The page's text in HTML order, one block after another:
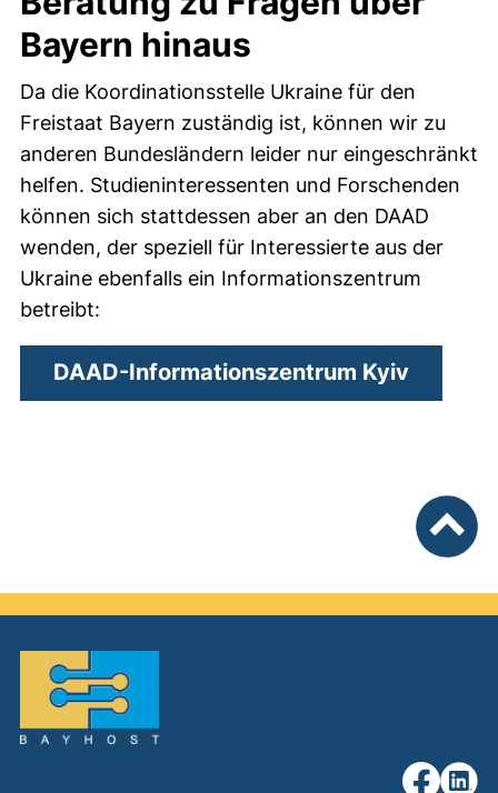
Bayern hinaus
Da die Koordinationsstelle Ukraine für den
Freistaat Bayern zuständig ist, können wir zu
anderen Bundesländern leider nur eingeschränkt
helfen. Studieninteressenten und Forschenden
können sich stattdessen aber an den DAAD
wenden, der speziell für Interessierte aus der
Ukraine ebenfalls ein Informationszentrum
betreibt:
DAAD-Informationszentrum Kyiv
unsere